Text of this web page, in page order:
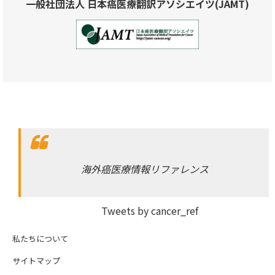
一般社団法人 日本癌医療翻訳アソシエイツ(JAMT)
海外癌医療情報リファレンス
Tweets by cancer_ref
私たちについて
サイトマップ